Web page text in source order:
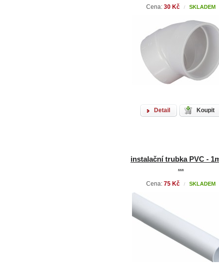
Cena: 30 Kč / SKLADEM
Detail Koupit
instalační trubka PVC -
...
Cena: 75 Kč / SKLADEM